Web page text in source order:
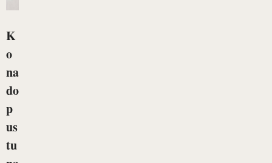
K
o
na
do
p
us
tu